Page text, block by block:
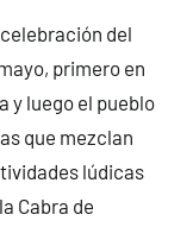
del
primero en
y luego el pueblo
que mezclan
lúdicas
Cabra de